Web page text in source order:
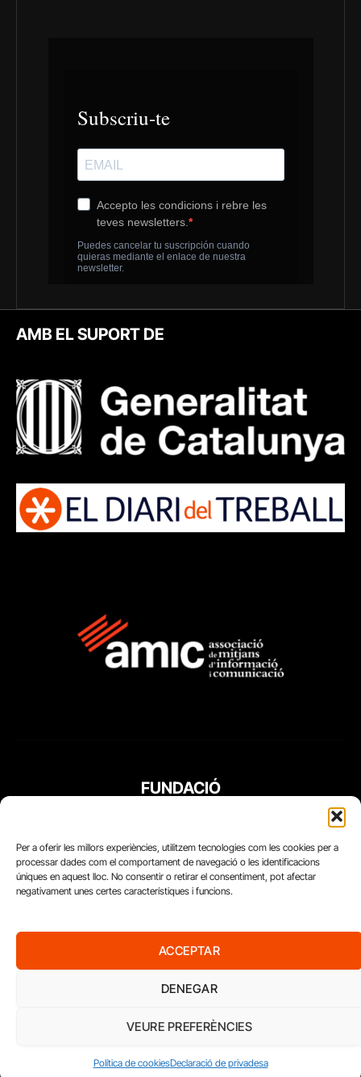
Per a oferir les millors experiències, utilitzem tecnologies com les cookies per a
processar dades com el comportament de navegació o les identificacions
úniques en aquest lloc. No consentir o retirar el consentiment, pot afectar
negativament unes certes característiques i funcions.
ACCEPTAR
DENEGAR
VEURE PREFERÈNCIES
Política de cookiesDeclaració de privadesa
AMB EL SUPORT DE
FUNDACIÓ